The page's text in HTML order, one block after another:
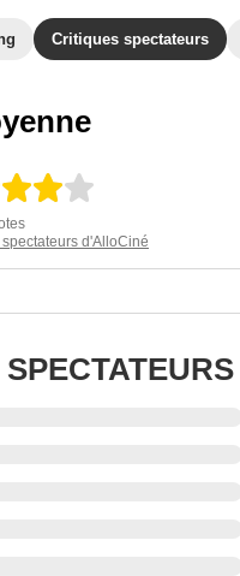
Critiques spectateurs
d'AlloCiné